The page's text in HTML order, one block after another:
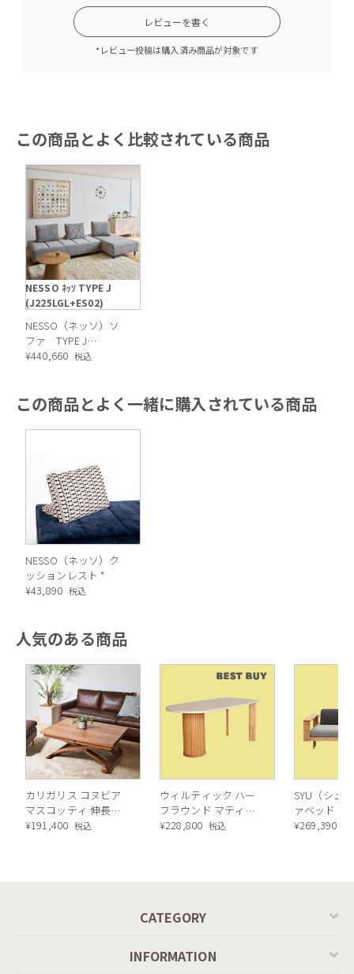
ワンポイントで１つだけ柄のついた背クッションを。座面に施
脚のデザインはブラックの金属脚。高さは11cmのためお掃除
バッククッションを自由に動かすことができるため、自分の体
格にあわせて最適な奥行でくつろぐことができます。自分だけ
のベストポジションを探してみても。
固定された背もたれや肘がないデザインのため、前後・左右と
レビューを書く
*レビュー投稿は購入済み商品が対象です
この商品とよく比較されている商品
NESSO ﾈｯｿ TYPE J
(J225LGL+ES02)
NESSO（ネッソ）ソ
ファ TYPE J
(J225LGL+ES02)
¥440,660 税込
この商品とよく一緒に購入されている商品
NESSO（ネッソ）ク
ッションレスト *
¥43,890 税込
人気のある商品
カリガリス コヌビア
マスコッティ 伸長・
昇降式テーブル ／
¥191,400 税込
ウィルティック ハー
フラウンド マティエ
ラ塗装 ダイニングテ
¥228,800 税込
SYU（シュ
ァベッド（
ル）190cm
¥269,390
CATEGORY
INFORMATION